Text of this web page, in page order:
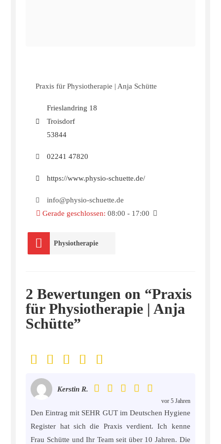
Praxis für Physiotherapie | Anja Schütte
Frieslandring 18
Troisdorf
53844
02241 47820
https://www.physio-schuette.de/
info@physio-schuette.de
Gerade geschlossen: 08:00 - 17:00
Physiotherapie
2 Bewertungen on “Praxis
für Physiotherapie | Anja
Schütte”
Kerstin R.
vor 5 Jahren
Den Eintrag mit SEHR GUT im Deutschen Hygiene
Register hat sich die Praxis verdient. Ich kenne
Frau Schütte und Ihr Team seit über 10 Jahren. Die